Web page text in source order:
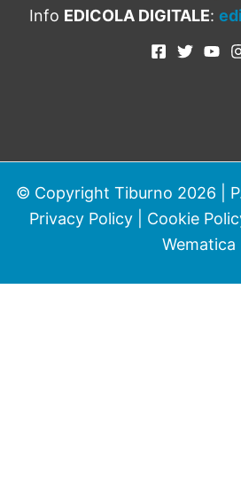
Info EDICOLA DIGITALE:
© Copyright Tiburno 2026 |
Privacy Policy| Cookie
Wematica